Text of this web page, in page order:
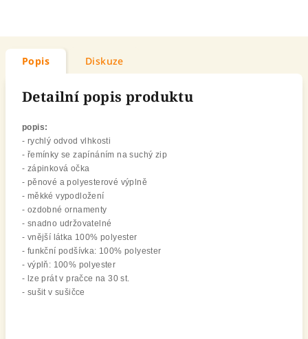
Popis Diskuze
Detailní popis produktu
popis:
- rychlý odvod vlhkosti
- řemínky se zapínáním na suchý zip
- zápinková očka
- pěnové a polyesterové výplně
- měkké vypodložení
- ozdobné ornamenty
- snadno udržovatelné
- vnější látka 100% polyester
- funkční podšívka: 100% polyester
- výplň: 100% polyester
- lze prát v pračce na 30 st.
- sušit v sušičce